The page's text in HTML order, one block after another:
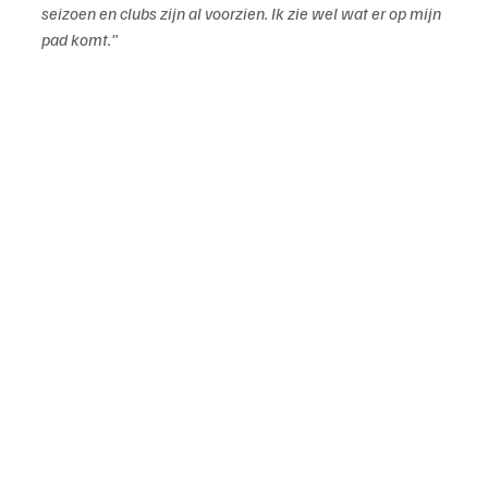
seizoen en clubs zijn al voorzien. Ik zie wel wat er op mijn
pad komt."